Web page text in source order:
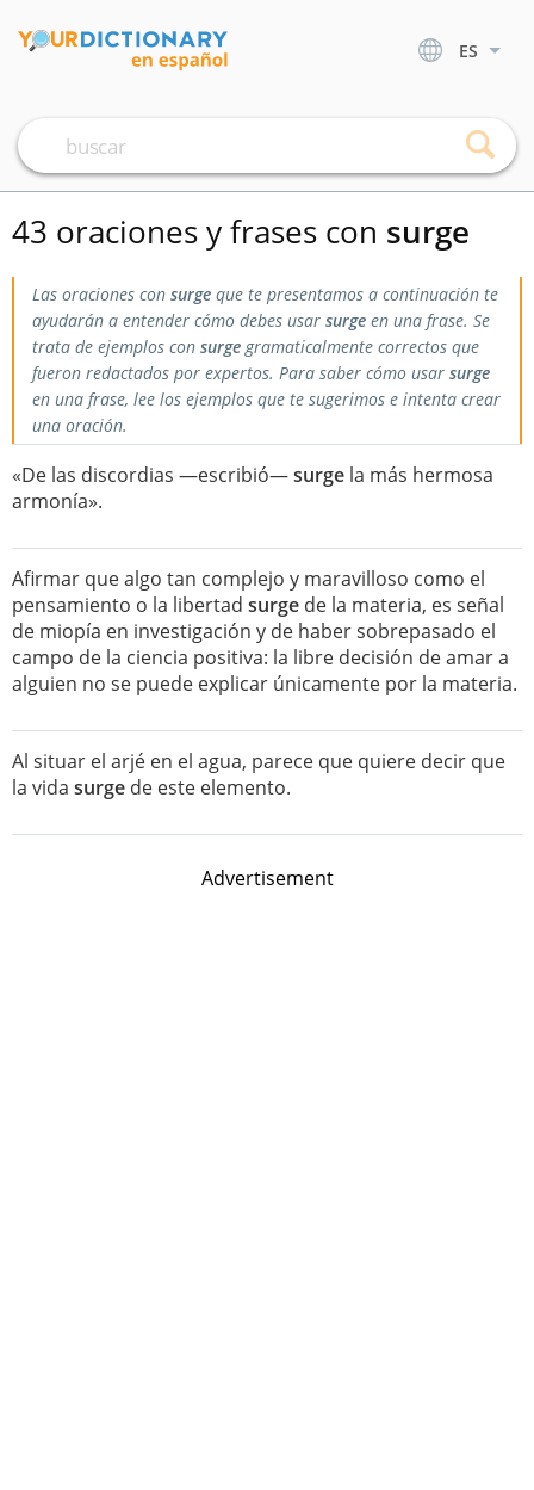
ES
43 oraciones y frases con surge
Las oraciones con surge que te presentamos a continuación te
ayudarán a entender cómo debes usar surge en una frase. Se
trata de ejemplos con surgegramaticalmente correctos que
fueron redactados por expertos. Para saber cómo usar surge
en una frase, lee los ejemplos que te sugerimos e intenta crear
una oración.
«De las discordias —escribió—surge la más hermosa
armonía».
Afirmar que algo tan complejo y maravilloso como el
pensamiento o la libertad surge de la materia, es señal
de miopía en investigación y de haber sobrepasado el
campo de la ciencia positiva: la libre decisión de amar a
alguien no se puede explicar únicamente por la materia.
Al situar el arjé en el agua, parece que quiere decir que
la vida surge de este elemento.
Advertisement